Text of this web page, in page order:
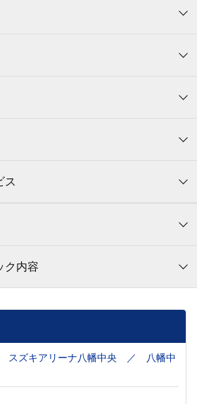
ス
ク内容
スズキアリーナ八幡中央 ／ 八幡中